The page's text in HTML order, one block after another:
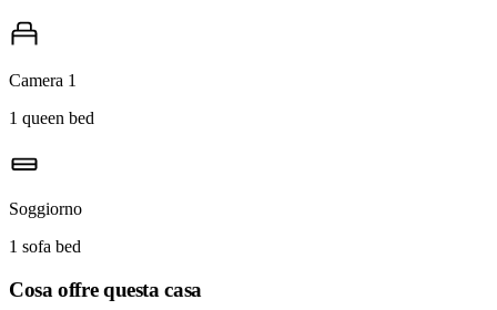
Camera 1
1 queen bed
Soggiorno
1 sofa bed
Cosa offre questa casa